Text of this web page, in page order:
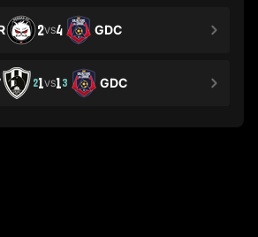
2VS4 GDC
21VS13 GDC